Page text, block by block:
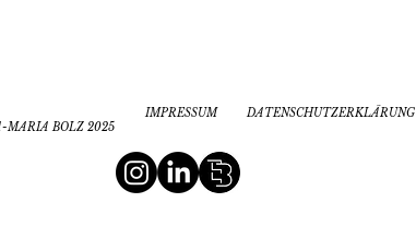
MARIA BOLZ 2025
IMPRESSUM DATENSCHUTZERKLÄRUNG